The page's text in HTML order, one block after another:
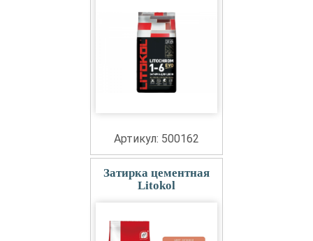
Артикул: 500162
Затирка цементная
Litokol